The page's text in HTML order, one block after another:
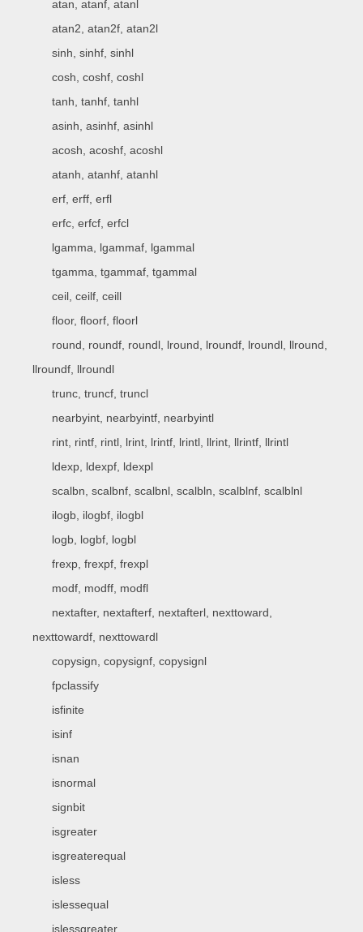
atan, atanf, atanl
atan2, atan2f, atan2l
sinh, sinhf, sinhl
cosh, coshf, coshl
tanh, tanhf, tanhl
asinh, asinhf, asinhl
acosh, acoshf, acoshl
atanh, atanhf, atanhl
erf, erff, erfl
erfc, erfcf, erfcl
lgamma, lgammaf, lgammal
tgamma, tgammaf, tgammal
ceil, ceilf, ceill
floor, floorf, floorl
round, roundf, roundl, lround, lroundf, lroundl, llround,
llroundf, llroundl
trunc, truncf, truncl
nearbyint, nearbyintf, nearbyintl
rint, rintf, rintl, lrint, lrintf, lrintl, llrint, llrintf, llrintl
ldexp, ldexpf, ldexpl
scalbn, scalbnf, scalbnl, scalbln, scalblnf, scalblnl
ilogb, ilogbf, ilogbl
logb, logbf, logbl
frexp, frexpf, frexpl
modf, modff, modfl
nextafter, nextafterf, nextafterl, nexttoward,
nexttowardf, nexttowardl
copysign, copysignf, copysignl
fpclassify
isfinite
isinf
isnan
isnormal
signbit
isgreater
isgreaterequal
isless
islessequal
islessgreater